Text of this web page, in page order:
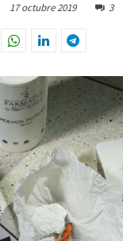
17 octubre 2019 3